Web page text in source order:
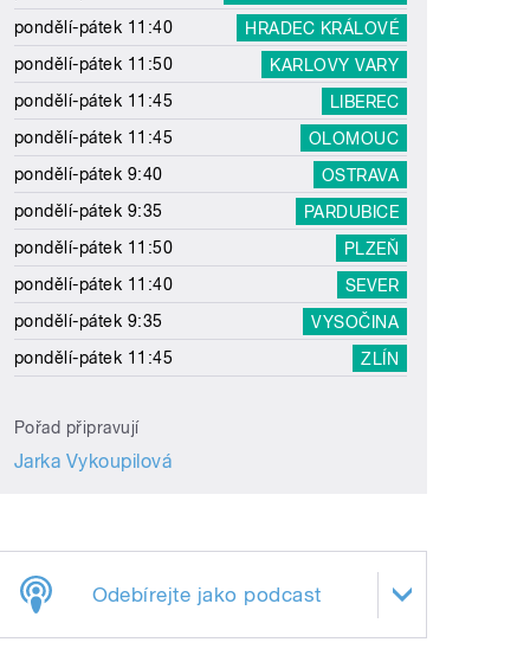
pondělí-pátek 11:40
HRADEC KRÁLOVÉ
pondělí-pátek 11:50
KARLOVY VARY
pondělí-pátek 11:45
LIBEREC
pondělí-pátek 11:45
OLOMOUC
pondělí-pátek 9:40
OSTRAVA
pondělí-pátek 9:35
PARDUBICE
pondělí-pátek 11:50
PLZEŇ
pondělí-pátek 11:40
SEVER
pondělí-pátek 9:35
VYSOČINA
pondělí-pátek 11:45
ZLÍN
Pořad připravují
Jarka Vykoupilová
Odebírejte jako podcast